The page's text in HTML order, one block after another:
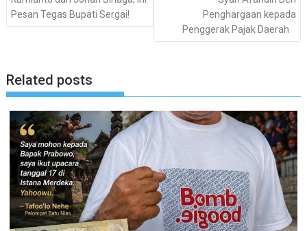
Pesan Tegas Bupati Sergai!
Penghargaan kepada
Penggerak Pajak Daerah
Related posts